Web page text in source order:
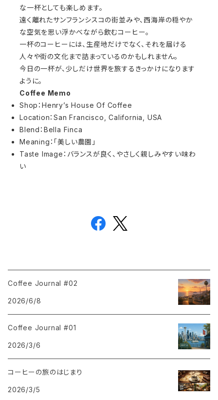
な一杯としても楽しめます。
遠く離れたサンフランシスコの街並みや、西海岸の穏やか
な空気を思い浮かべながら飲むコーヒー。
一杯のコーヒーには、生産地だけでなく、それを届ける
人々や街の文化まで詰まっているのかもしれません。
今日の一杯が、少しだけ世界を旅するきっかけになります
ように。
Coffee Memo
Shop：Henry’s House Of Coffee
Location：San Francisco, California, USA
Blend：Bella Finca
Meaning：「美しい農園」
Taste Image：バランスが良く、やさしく親しみやすい味わ
い
Coffee Journal #02
2026/6/8
Coffee Journal #01
2026/3/6
コーヒーの旅のはじまり
2026/3/5